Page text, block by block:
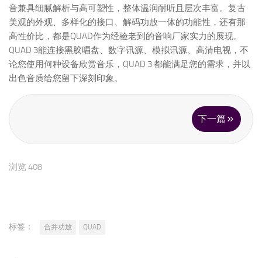
音兼具细腻解析与高可塑性，整体温润耐听且层次丰富。复古
美观的外观、多样化的接口、解码功放一体的功能性，还有那
高性价比，都是QUAD作为经验老到的音响厂家实力的展现。
QUAD 3能连接黑胶唱盘、数字讯源、模拟讯源、高清电视，不
论您使用何种设备欣赏音乐，QUAD 3 都能满足您的需求，并以
出色音质给您留下深刻印象。
下一篇
浏览 408
标签： 合并功放 QUAD